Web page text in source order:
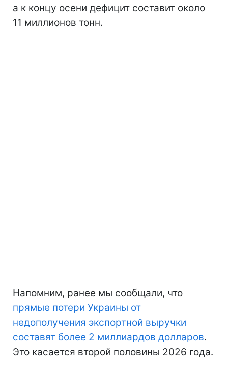
а к концу осени дефицит составит около
11 миллионов тонн.
Напомним, ранее мы сообщали, что
прямые потери Украины от
недополучения экспортной выручки
составят более 2 миллиардов долларов.
Это касается второй половины 2026 года.